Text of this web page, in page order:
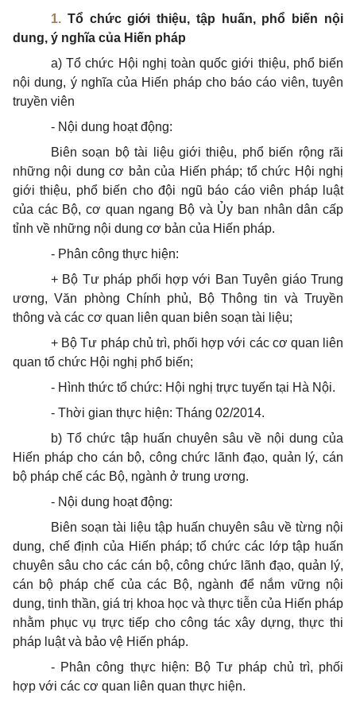
1. Tổ chức giới thiệu, tập huấn, phổ biến nội
dung, ý nghĩa của Hiến pháp
a)Tổ chức Hội nghị toàn quốc giới thiệu, phổ biến
nội dung, ý nghĩa của Hiến pháp cho báo cáo viên, tuyên
truyền viên
- Nội dung hoạt động:
Biên soạn bộ tài liệu giới thiệu, phổ biến rộng rãi
những nội dung cơ bản của Hiến pháp; tổ chức Hội nghị
giới thiệu, phổ biến cho đội ngũ báo cáo viên pháp luật
của các Bộ, cơ quan ngang Bộ và Ủy ban nhân dân cấp
tỉnh về những nội dung cơ bản của Hiến pháp.
- Phân công thực hiện:
+ Bộ Tư pháp phối hợp với Ban Tuyên giáo Trung
ương, Văn phòng Chính phủ, Bộ Thông tin và Truyền
thông và các cơ quan liên quan biên soạn tài liệu;
+ Bộ Tư pháp chủ trì, phối hợp với các cơ quan liên
quan tổ chức Hội nghị phổ biến;
- Hình thức tổ chức: Hội nghị trực tuyến tại Hà Nội.
- Thời gian thực hiện: Tháng 02/2014.
b)Tổ chức tập huấn chuyên sâu về nội dung của
Hiến pháp cho cán bộ, công chức lãnhđạo, quản lý, cán
bộ pháp chế các Bộ, ngành ở trung ương.
- Nội dung hoạt động:
Biên soạn tài liệu tập huấn chuyên sâu về từng nội
dung, chế định của Hiến pháp; tổ chức các lớp tập huấn
chuyên sâu cho các cán bộ, công chức lãnh đạo, quản lý,
cán bộ pháp chế của các Bộ, ngành để nắm vững nội
dung, tinh thần, giá trị khoa học và thực tiễn của Hiến pháp
nhằm phục vụ trực tiếp cho công tác xây dựng, thực thi
pháp luật và bảo vệ Hiến pháp.
- Phân công thực hiện: Bộ Tư pháp chủ trì, phối
hợp với các cơ quan liên quan thực hiện.